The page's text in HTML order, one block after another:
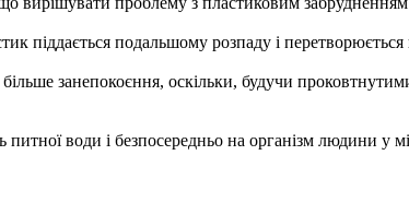
піддається подальшому розпаду і
занепокоєння, оскільки, будучи
питної води і безпосередньо на організм людини у